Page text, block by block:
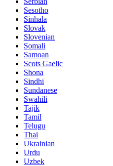
Sesotho
Sinhala
Slovak
Slovenian
Somali
Samoan
Scots Gaelic
Shona
Sindhi
Sundanese
Swahili
Tajik
Tamil
Telugu
Thai
Ukrainian
Urdu
Uzbek